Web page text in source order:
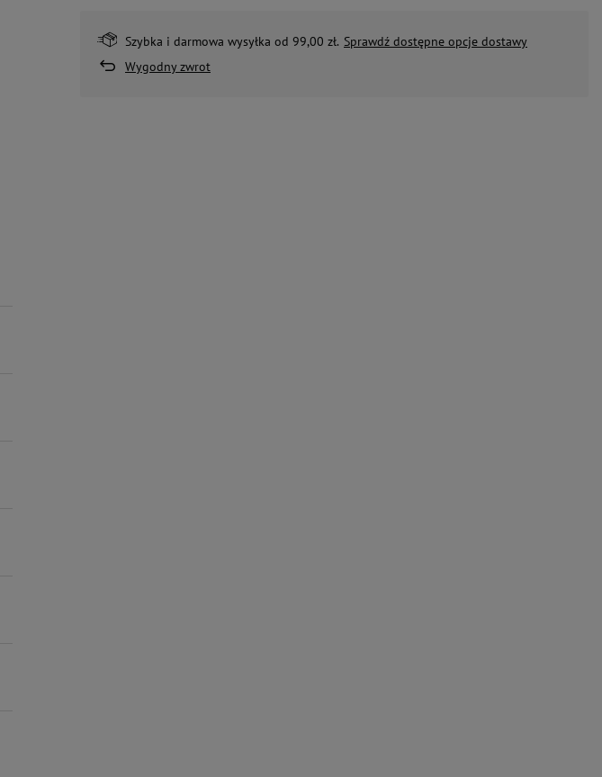
Szybka i darmowa wysyłka od 99,00 zł. Sprawdź dostępne opcje dostawy
Wygodny zwrot